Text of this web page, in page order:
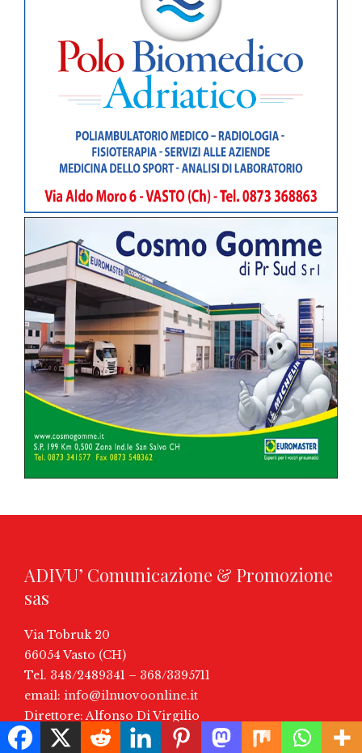
ADIVU’ Comunicazione & Promozione
sas
Via Tobruk 20
66054 Vasto (CH)
Tel. 348/2489341 – 368/3395711
email: info@ilnuovoonline.it
Direttore: Alfonso Di Virgilio
P.IVA: 02241550694